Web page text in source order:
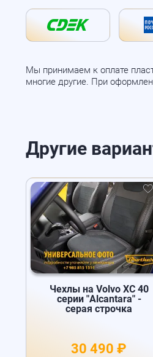
Мы принимаем к оплате
многие другие. При
Другие
Чехлы на Volvo XC 40
серии "Alcantara" -
серая строчка
30 490 ₽